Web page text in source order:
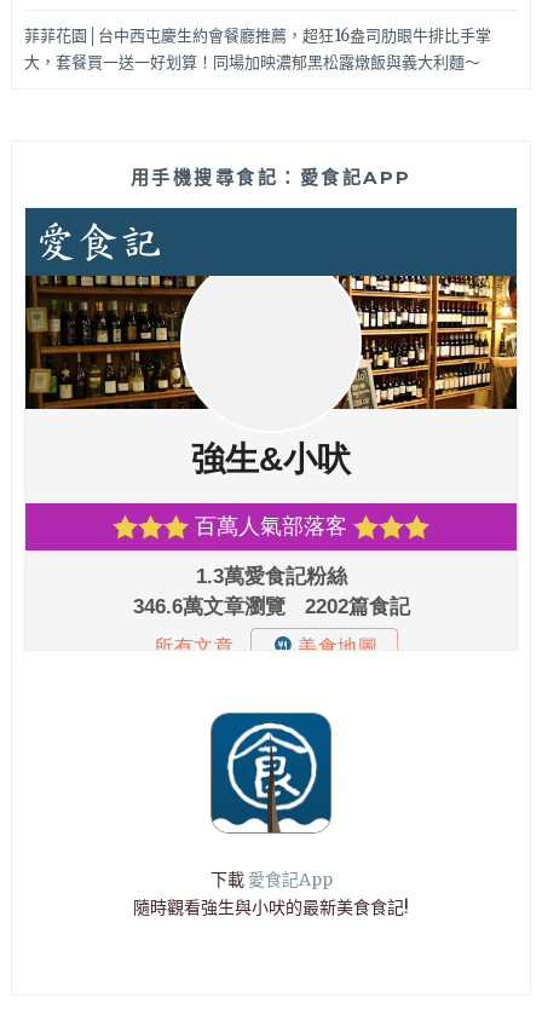
菲菲花園│台中西屯慶生約會餐廳推薦，超狂16盎司肋眼牛排比手掌
大，套餐買一送一好划算！同場加映濃郁黑松露燉飯與義大利麵～
用手機搜尋食記：愛食記APP
下載 愛食記App
隨時觀看強生與小吠的最新美食食記!